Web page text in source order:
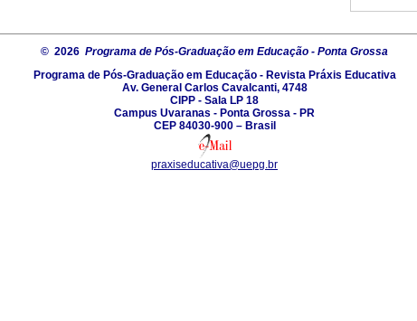
© 2026 Programa de Pós-Graduação em Educação - Ponta Grossa
Programa de Pós-Graduação em Educação - Revista Práxis Educativa
Av. General Carlos Cavalcanti, 4748
CIPP - Sala LP 18
Campus Uvaranas - Ponta Grossa - PR
CEP 84030-900 – Brasil
praxiseducativa@uepg.br